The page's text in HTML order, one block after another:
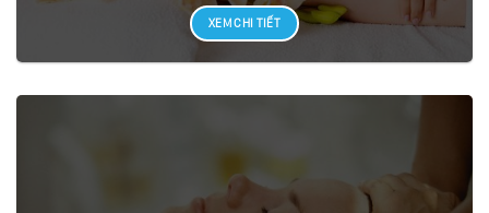
XEM CHI TIẾT